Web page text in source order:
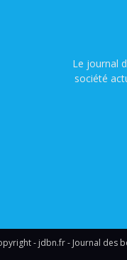
Le journal
société
- jdbn.fr - Journal des